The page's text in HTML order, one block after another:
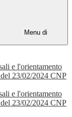
Menu di
e l'orientamento
23/02/2024 CNP
e l'orientamento
23/02/2024 CNP